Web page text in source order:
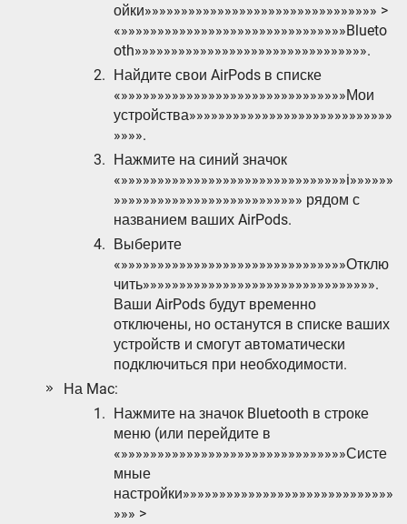
ойки»»»»»»»»»»»»»»»»»»»»»»»»»»»»»»»» >
«»»»»»»»»»»»»»»»»»»»»»»»»»»»»»»»Blueto
oth»»»»»»»»»»»»»»»»»»»»»»»»»»»»»»»».
Найдите свои AirPods в списке
«»»»»»»»»»»»»»»»»»»»»»»»»»»»»»»»Мои
устройства»»»»»»»»»»»»»»»»»»»»»»»»»»»»
»»»».
Нажмите на синий значок
«»»»»»»»»»»»»»»»»»»»»»»»»»»»»»»»i»»»»»»
»»»»»»»»»»»»»»»»»»»»»»»»»» рядом с
названием ваших AirPods.
Выберите
«»»»»»»»»»»»»»»»»»»»»»»»»»»»»»»»Отклю
чить»»»»»»»»»»»»»»»»»»»»»»»»»»»»»»»».
Ваши AirPods будут временно
отключены, но останутся в списке ваших
устройств и смогут автоматически
подключиться при необходимости.
На Mac:
Нажмите на значок Bluetooth в строке
меню (или перейдите в
«»»»»»»»»»»»»»»»»»»»»»»»»»»»»»»»Систе
мные
настройки»»»»»»»»»»»»»»»»»»»»»»»»»»»»»
»»» >